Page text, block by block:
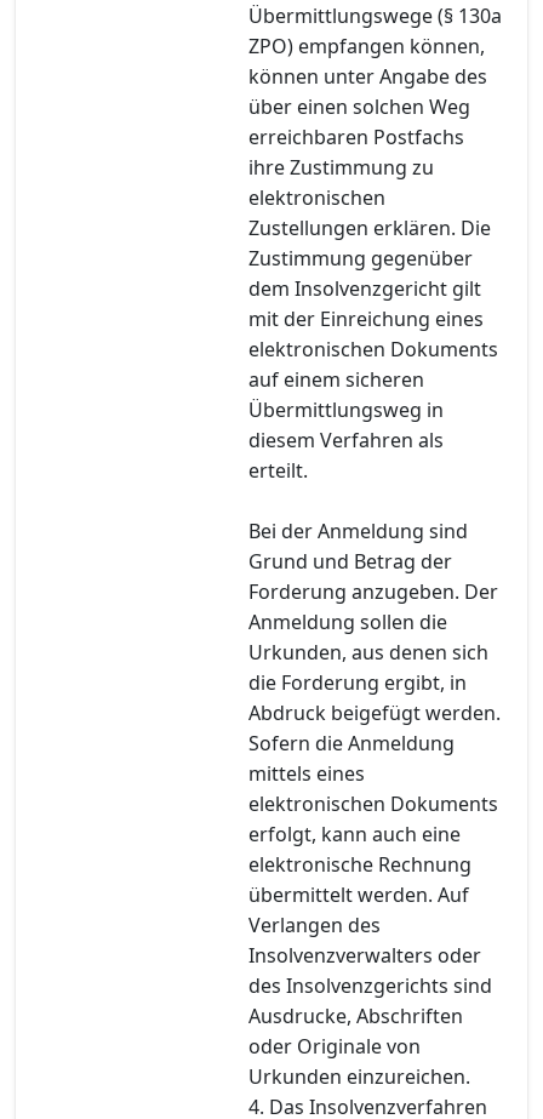
Übermittlungswege (§ 130a
ZPO) empfangen können,
können unter Angabe des
über einen solchen Weg
erreichbaren Postfachs
ihre Zustimmung zu
elektronischen
Zustellungen erklären. Die
Zustimmung gegenüber
dem Insolvenzgericht gilt
mit der Einreichung eines
elektronischen Dokuments
auf einem sicheren
Übermittlungsweg in
diesem Verfahren als
erteilt.
Bei der Anmeldung sind
Grund und Betrag der
Forderung anzugeben. Der
Anmeldung sollen die
Urkunden, aus denen sich
die Forderung ergibt, in
Abdruck beigefügt werden.
Sofern die Anmeldung
mittels eines
elektronischen Dokuments
erfolgt, kann auch eine
elektronische Rechnung
übermittelt werden. Auf
Verlangen des
Insolvenzverwalters oder
des Insolvenzgerichts sind
Ausdrucke, Abschriften
oder Originale von
Urkunden einzureichen.
4. Das Insolvenzverfahren